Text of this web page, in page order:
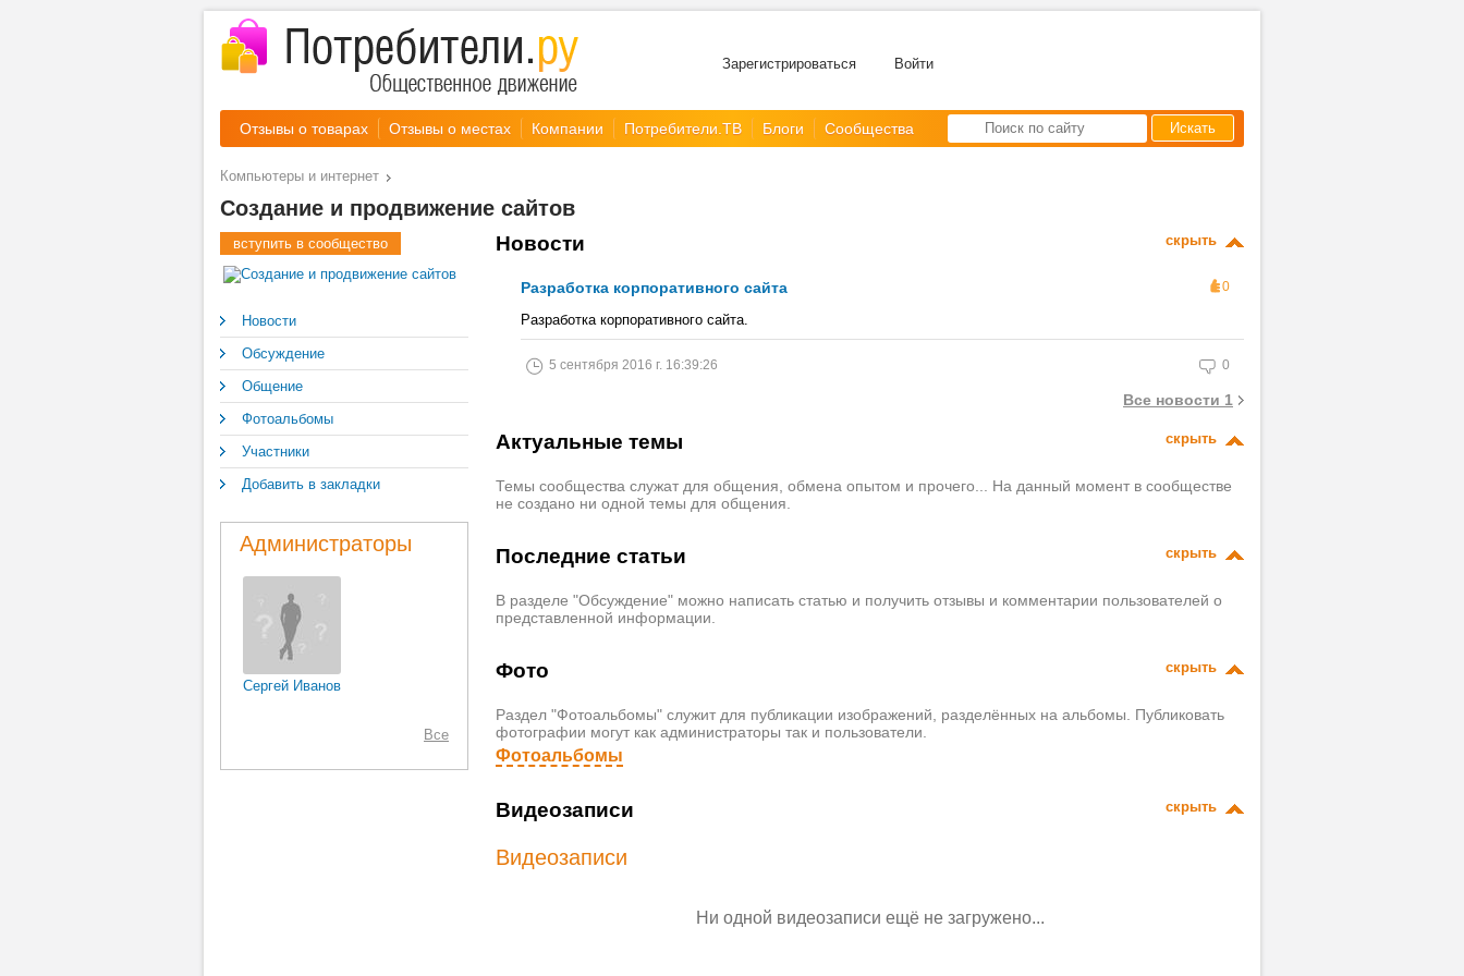
Зарегистрироваться Войти
Отзывы о товарах Отзывы о местах Компании Потребители.ТВ Блоги Сообщества Искать
Компьютеры и интернет
Создание и продвижение сайтов
вступить в сообщество
Новости
Обсуждение
Общение
Фотоальбомы
Участники
Добавить в закладки
Администраторы
Сергей Иванов
Все
Новости скрыть
Разработка корпоративного сайта 0
Разработка корпоративного сайта.
5 сентября 2016 г. 16:39:26 0
Все новости 1
Актуальные темы скрыть
Темы сообщества служат для общения, обмена опытом и прочего... На данный момент в сообществе
не создано ни одной темы для общения.
Последние статьи скрыть
В разделе "Обсуждение" можно написать статью и получить отзывы и комментарии пользователей о
представленной информации.
Фото скрыть
Раздел "Фотоальбомы" служит для публикации изображений, разделённых на альбомы. Публиковать
фотографии могут как администраторы так и пользователи.
Фотоальбомы
Видеозаписи скрыть
Видеозаписи
Ни одной видеозаписи ещё не загружено...